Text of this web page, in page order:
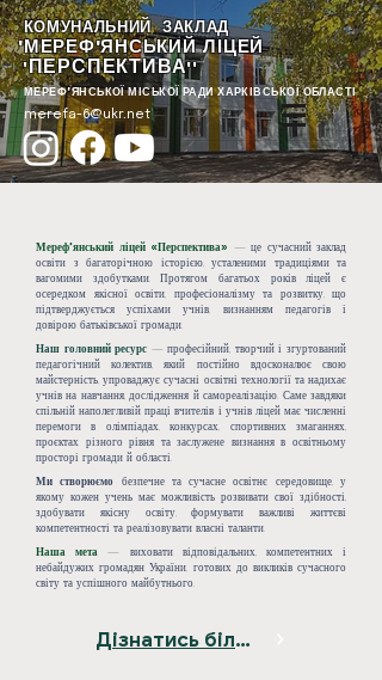
КОМУНАЛЬНИЙ ЗАКЛАД
"МЕРЕФ'ЯНСЬКИЙ ЛІЦЕЙ
"ПЕРСПЕКТИВА""
МЕРЕФ'ЯНСЬКОЇ МІСЬКОЇ РАДИ ХАРКІВСЬКОЇ ОБЛАСТІ
merefa-6@ukr.net
Мереф'янський ліцей «Перспектива» — це сучасний заклад
освіти з багаторічною історією, усталеними традиціями та
вагомими здобутками. Протягом багатьох років ліцей є
осередком якісної освіти, професіоналізму та розвитку, що
підтверджується успіхами учнів, визнанням педагогів і
довірою батьківської громади.
Наш головний ресурс —професійний, творчий і згуртований
педагогічний колектив, який постійно вдосконалює свою
майстерність, упроваджує сучасні освітні технології та надихає
учнів на навчання, дослідження й самореалізацію. Саме завдяки
спільній наполегливій праці вчителів і учнів ліцей має численні
перемоги в олімпіадах, конкурсах, спортивних змаганнях,
проєктах різного рівня та заслужене визнання в освітньому
просторі громади й області.
Ми створюємо безпечне та сучасне освітнє середовище, у
якому кожен учень має можливість розвивати свої здібності,
здобувати якісну освіту, формувати важливі життєві
компетентності та реалізовувати власні таланти.
Наша мета
— виховати відповідальних, компетентних і
небайдужих громадян України, готових до викликів сучасного
світу та успішного майбутнього.
Дізнатись більше